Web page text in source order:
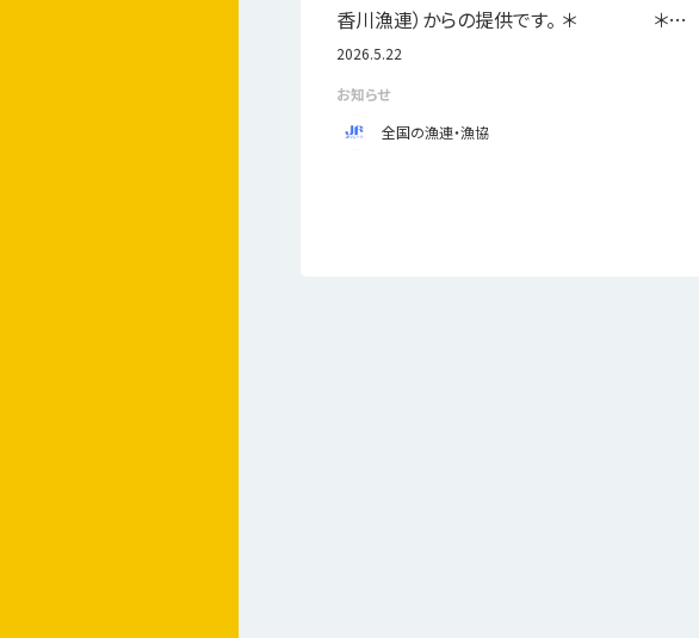
香川漁連）からの提供です。 ＊ ＊…
2026.5.22
お知らせ
全国の漁連・漁協